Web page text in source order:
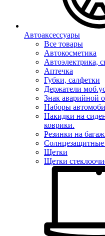
Автоаксессуары
Все товары
Автокосметика
Автоэлектрика,
Аптечка
Губки, салфетки
Держатели
Знак аварийной
Наборы
Накидки на
коврики.
Резинки на
Щетки
Щетки